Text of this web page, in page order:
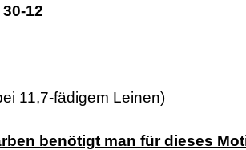
12
11,7-fädigem Leinen)
benötigt man für dieses